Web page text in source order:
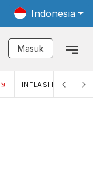
Indonesia
Masuk
INFLASI MOM (APR)